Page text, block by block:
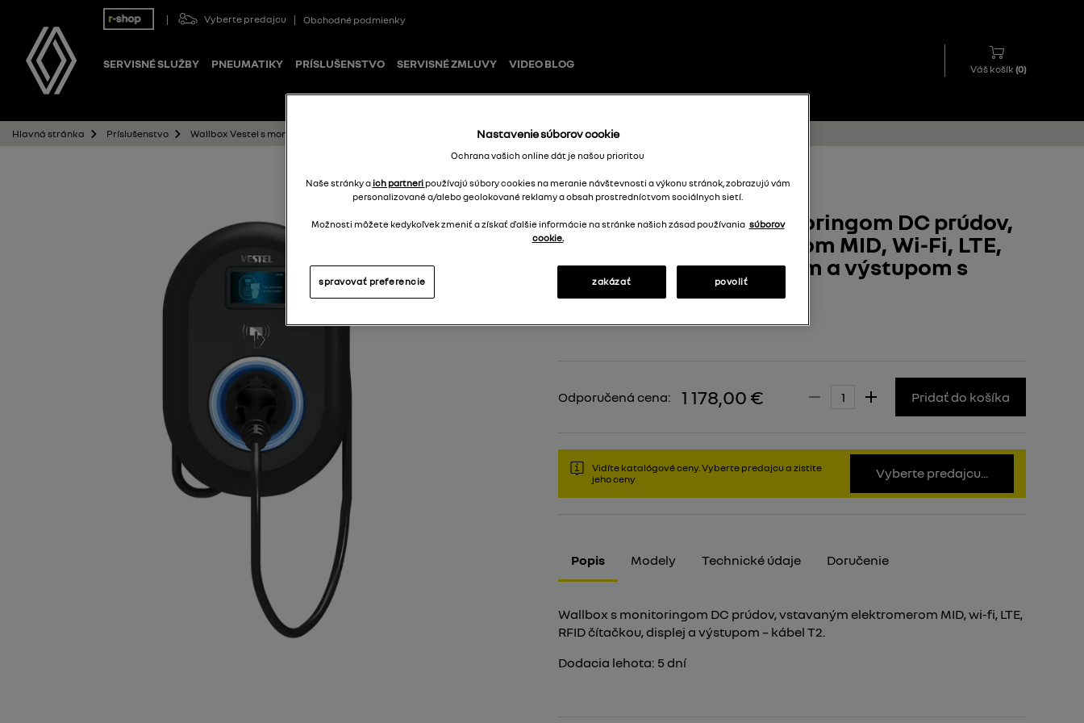
Vyberte predajcu Obchodné podmienky
SERVISNÉ SLUŽBY PNEUMATIKY PRÍSLUŠENSTVO SERVISNÉ ZMLUVY VIDEO BLOG Váš košík (0)
Hlavná stránka Príslušenstvo Wallbox Vestel s monitoringom DC prúdov, vstavaným elektromerom MID, Wi-Fi, LTE, RFID čítačkou, displejom a výstupom s káblom T2
Wallbox Vestel s monitoringom DC prúdov,
vstavaným elektromerom MID, Wi-Fi, LTE,
RFID čítačkou, displejom a výstupom s
káblom T2
7717077495
Odporučená cena: 1 178,00 € Pridať do košíka
Vidíte katalógové ceny. Vyberte predajcu a zistite
jeho ceny
Vyberte predajcu...
Popis Modely Technické údaje Doručenie
Wallbox s monitoringom DC prúdov, vstavaným elektromerom MID, wi-fi, LTE,
RFID čítačkou, displej a výstupom – kábel T2.
Dodacia lehota: 5 dní
Nastavenie súborov cookie
Ochrana vašich online dát je našou prioritou
Naše stránky aich partneri používajú súbory cookies na meranie návštevnosti a výkonu stránok, zobrazujú vám
personalizované a/alebo geolokované reklamy a obsah prostredníctvom sociálnych sietí.
Možnosti môžete kedykoľvek zmeniť a získať ďalšie informácie na stránke našich zásad používania súborov
cookie.
zakázať povoliť
spravovať preferencie